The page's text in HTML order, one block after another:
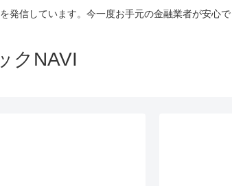
信しています。今一度お手元の金融業者が安心
クNAVI